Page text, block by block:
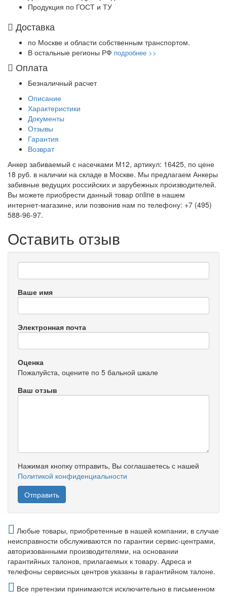
Продукция по ГОСТ и ТУ
Доставка
по Москве и области собственным транспортом.
В остальные регионы РФ подробнее >>
Оплата
Безналичный расчет
Описание
Характеристики
Документы
Отзывы
Гарантия
Возврат
Анкер забиваемый с насечками М12, артикул: 16425, по цене
18 руб. в наличии на складе в Москве. Мы предлагаем Анкеры
забивные ведущих российских и зарубежных производителей.
Вы можете приобрести данный товар online в нашем
интернет-магазине, или позвонив нам по телефону: +7 (495)
588-96-97.
Оставить отзыв
Ваше имя
Электронная почта
Оценка
Пожалуйста, оцените по 5 бальной шкале
Ваш отзыв
Нажимая кнопку отправить, Вы соглашаетесь с нашей
Политикой конфиденциальности
Любые товары, приобретенные в нашей компании, в случае
неисправности обслуживаются по гарантии сервис-центрами,
авторизованными производителями, на основании
гарантийных талонов, прилагаемых к товару. Адреса и
телефоны сервисных центров указаны в гарантийном талоне.
Все претензии принимаются исключительно в письменном